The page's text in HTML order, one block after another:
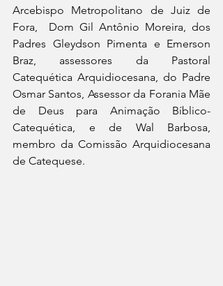
Arcebispo Metropolitano de Juiz de
Fora,  Dom Gil Antônio Moreira, dos
Padres Gleydson Pimenta e Emerson
Braz, assessores da Pastoral
Catequética Arquidiocesana, do Padre
Osmar Santos, Assessor da Forania Mãe
de Deus para Animação Bíblico-
Catequética, e de Wal Barbosa,
membro da Comissão Arquidiocesana
de Catequese.